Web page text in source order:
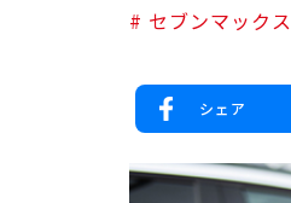
# セブンマックス
シェア